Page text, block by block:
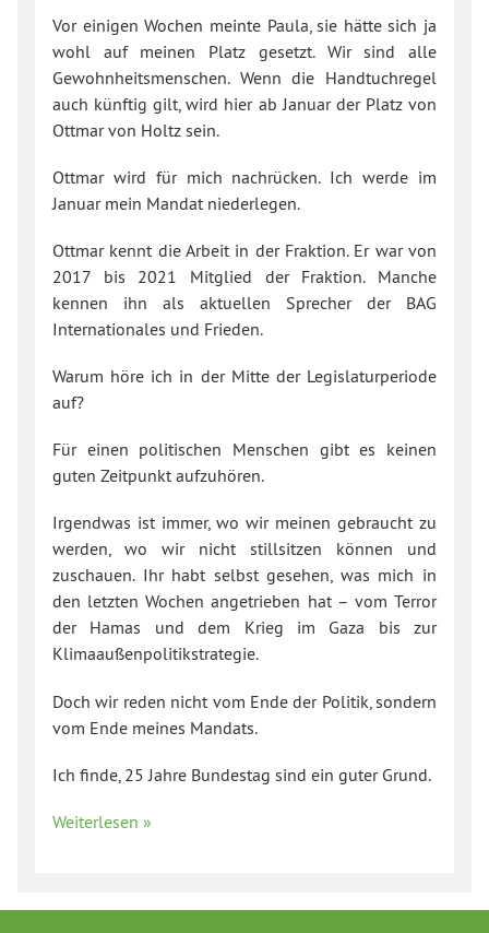
Vor einigen Wochen meinte Paula, sie hätte sich ja
wohl auf meinen Platz gesetzt. Wir sind alle
Gewohnheitsmenschen. Wenn die Handtuchregel
auch künftig gilt, wird hier ab Januar der Platz von
Ottmar von Holtz sein.
Ottmar wird für mich nachrücken. Ich werde im
Januar mein Mandat niederlegen.
Ottmar kennt die Arbeit in der Fraktion. Er war von
2017 bis 2021 Mitglied der Fraktion. Manche
kennen ihn als aktuellen Sprecher der BAG
Internationales und Frieden.
Warum höre ich in der Mitte der Legislaturperiode
auf?
Für einen politischen Menschen gibt es keinen
guten Zeitpunkt aufzuhören.
Irgendwas ist immer, wo wir meinen gebraucht zu
werden, wo wir nicht stillsitzen können und
zuschauen. Ihr habt selbst gesehen, was mich in
den letzten Wochen angetrieben hat – vom Terror
der Hamas und dem Krieg im Gaza bis zur
Klimaaußenpolitikstrategie.
Doch wir reden nicht vom Ende der Politik, sondern
vom Ende meines Mandats.
Ich finde, 25 Jahre Bundestag sind ein guter Grund.
Weiterlesen »